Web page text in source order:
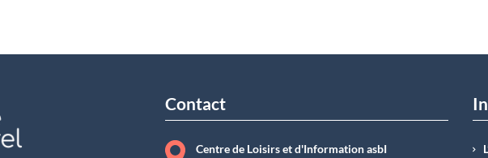
Contact
Centre de Loisirs et d'Information asbI